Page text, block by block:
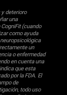
y deterioro
una
(cuando
como ayuda
un
o enfermedad
en cuenta una
que esta
por la FDA. El
de
todo uso